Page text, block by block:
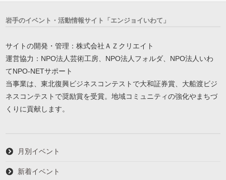
岩手のイベント・活動情報サイト「エンジョイいわて」
サイトの開発・管理：株式会社ＡＺクリエイト
運営協力：NPO法人芸術工房、NPO法人フォルダ、NPO法人いわ
てNPO-NETサポート
当事業は、東北復興ビジネスコンテストで大和証券賞、大船渡ビジ
ネスコンテストで奨励賞を受賞。地域コミュニティの強化やまちづ
くりに貢献します。
月別イベント
新着イベント